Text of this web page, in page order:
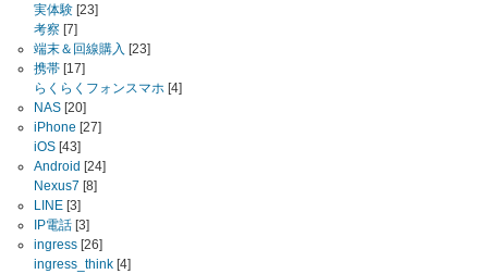
実体験 [23]
考察 [7]
端末＆回線購入 [23]
携帯 [17]
らくらくフォンスマホ [4]
NAS [20]
iPhone [27]
iOS [43]
Android [24]
Nexus7 [8]
LINE [3]
IP電話 [3]
ingress [26]
ingress_think [4]